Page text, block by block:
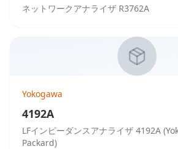
ネットワークアナライザ R3762A
Yokogawa
4192A
LFインピーダンスアナライザ 4192A
Packard)